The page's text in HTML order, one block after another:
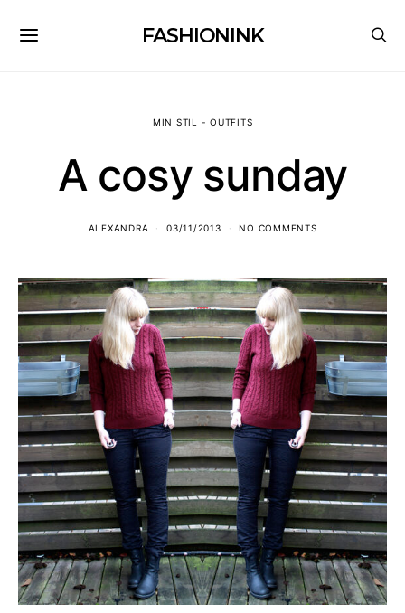
FASHIONINK
MIN STIL - OUTFITS
A cosy sunday
ALEXANDRA 03/11/2013 NO COMMENTS